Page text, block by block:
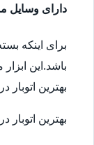
دارای وسایل
برای اینکه
باشد.این
بهترین
بهترین